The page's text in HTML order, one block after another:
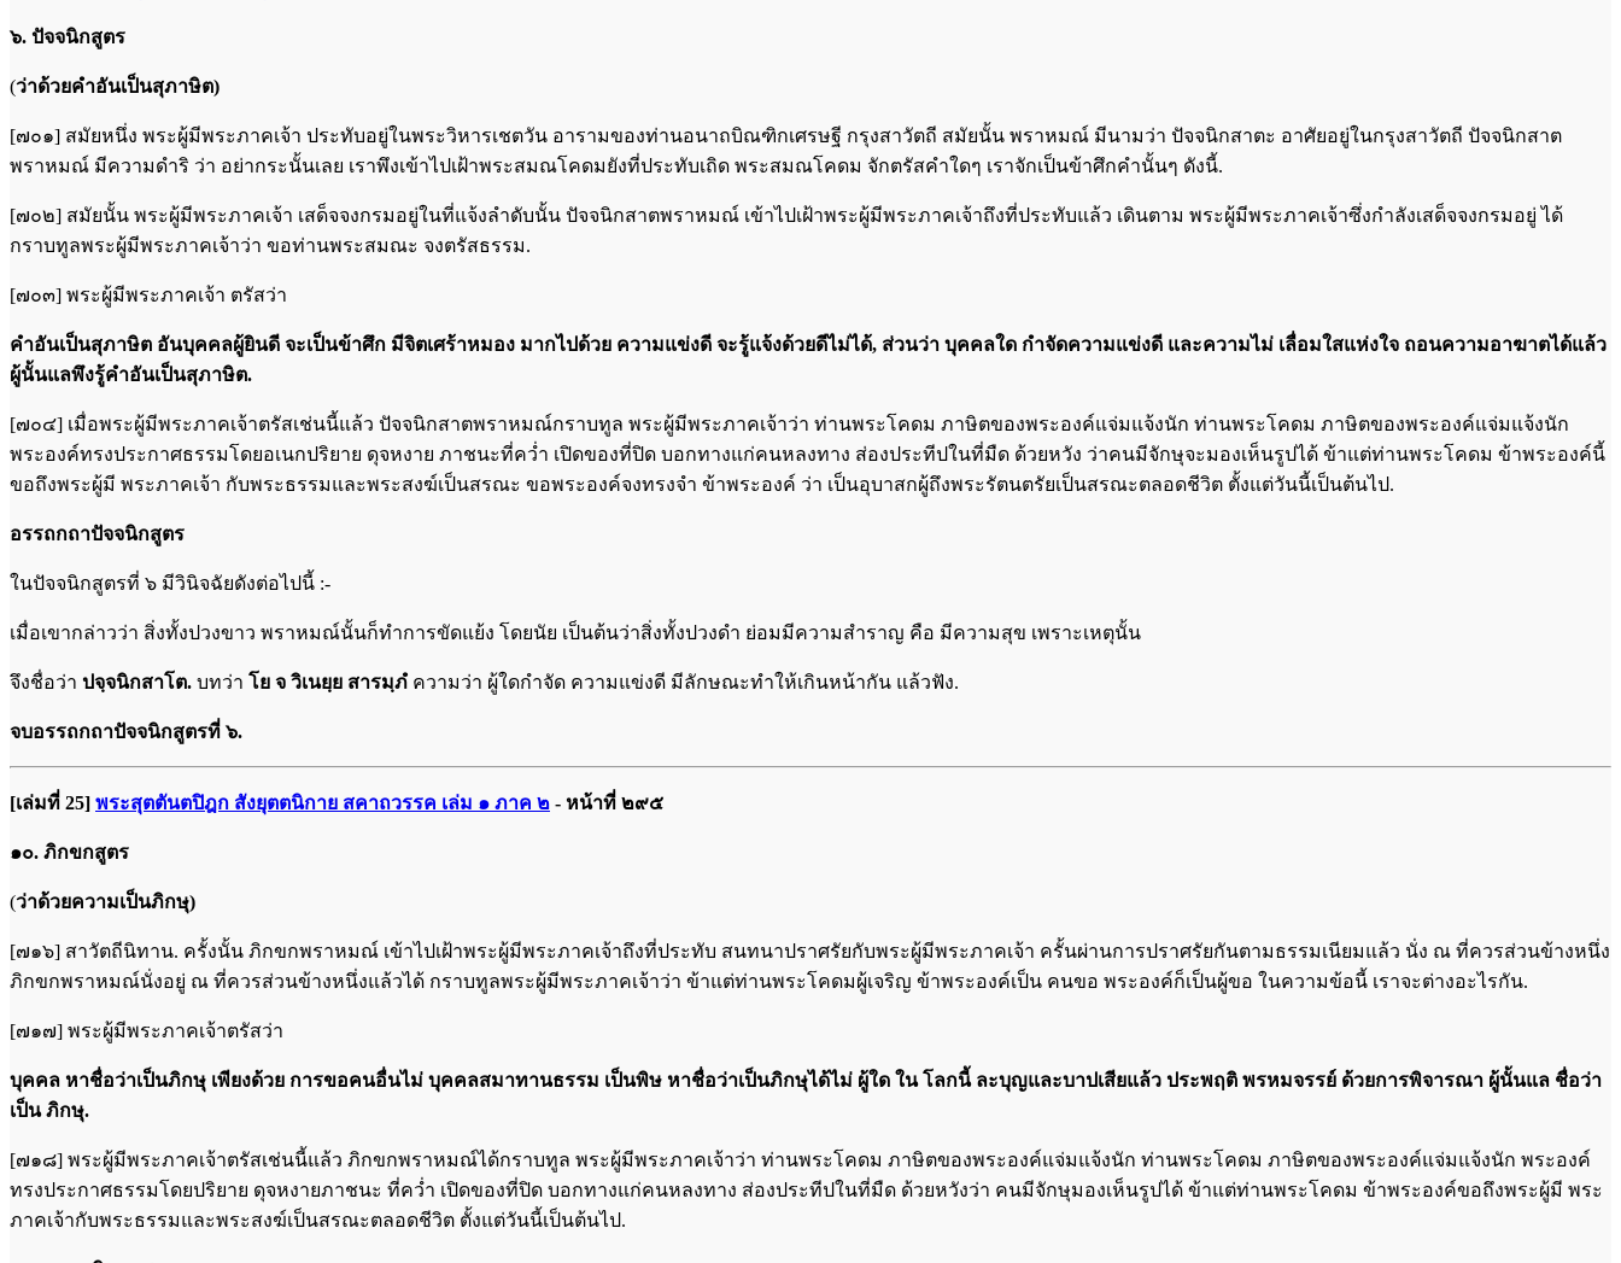
๖. ปัจจนิกสูตร
(ว่าด้วยคำอันเป็นสุภาษิต)
[๗๐๑] สมัยหนึ่ง พระผู้มีพระภาคเจ้า ประทับอยู่ในพระวิหารเชตวัน อารามของท่านอนาถบิณฑิกเศรษฐี กรุงสาวัตถี สมัยนั้น พราหมณ์ มีนามว่า ปัจจนิกสาตะ อาศัยอยู่ในกรุงสาวัตถี ปัจจนิกสาต
พราหมณ์ มีความดำริ ว่า อย่ากระนั้นเลย เราพึงเข้าไปเฝ้าพระสมณโคดมยังที่ประทับเถิด พระสมณโคดม จักตรัสคำใดๆ เราจักเป็นข้าศึกคำนั้นๆ ดังนี้.
[๗๐๒] สมัยนั้น พระผู้มีพระภาคเจ้า เสด็จจงกรมอยู่ในที่แจ้งลำดับนั้น ปัจจนิกสาตพราหมณ์ เข้าไปเฝ้าพระผู้มีพระภาคเจ้าถึงที่ประทับแล้ว เดินตาม พระผู้มีพระภาคเจ้าซึ่งกำลังเสด็จจงกรมอยู่ ได้
กราบทูลพระผู้มีพระภาคเจ้าว่า ขอท่านพระสมณะ จงตรัสธรรม.
[๗๐๓] พระผู้มีพระภาคเจ้า ตรัสว่า
คำอันเป็นสุภาษิต อันบุคคลผู้ยินดี จะเป็นข้าศึก มีจิตเศร้าหมอง มากไปด้วย ความแข่งดี จะรู้แจ้งด้วยดีไม่ได้, ส่วนว่า บุคคลใด กำจัดความแข่งดี และความไม่ เลื่อมใสแห่งใจ ถอนความอาฆาตได้แล้ว
ผู้นั้นแลพึงรู้คำอันเป็นสุภาษิต.
[๗๐๔] เมื่อพระผู้มีพระภาคเจ้าตรัสเช่นนี้แล้ว ปัจจนิกสาตพราหมณ์กราบทูล พระผู้มีพระภาคเจ้าว่า ท่านพระโคดม ภาษิตของพระองค์แจ่มแจ้งนัก ท่านพระโคดม ภาษิตของพระองค์แจ่มแจ้งนัก
พระองค์ทรงประกาศธรรมโดยอเนกปริยาย ดุจหงาย ภาชนะที่คว่ำ เปิดของที่ปิด บอกทางแก่คนหลงทาง ส่องประทีปในที่มืด ด้วยหวัง ว่าคนมีจักษุจะมองเห็นรูปได้ ข้าแต่ท่านพระโคดม ข้าพระองค์นี้
ขอถึงพระผู้มี พระภาคเจ้า กับพระธรรมและพระสงฆ์เป็นสรณะ ขอพระองค์จงทรงจำ ข้าพระองค์ ว่า เป็นอุบาสกผู้ถึงพระรัตนตรัยเป็นสรณะตลอดชีวิต ตั้งแต่วันนี้เป็นต้นไป.
อรรถกถาปัจจนิกสูตร
ในปัจจนิกสูตรที่ ๖ มีวินิจฉัยดังต่อไปนี้ :-
เมื่อเขากล่าวว่า สิ่งทั้งปวงขาว พราหมณ์นั้นก็ทำการขัดแย้ง โดยนัย เป็นต้นว่าสิ่งทั้งปวงดำ ย่อมมีความสำราญ คือ มีความสุข เพราะเหตุนั้น
จึงชื่อว่า ปจฺจนิกสาโต. บทว่า โย จ วิเนยฺย สารมฺภํ ความว่า ผู้ใดกำจัด ความแข่งดี มีลักษณะทำให้เกินหน้ากัน แล้วฟัง.
จบอรรถกถาปัจจนิกสูตรที่ ๖.
[เล่มที่ 25] พระสุตตันตปิฎก สังยุตตนิกาย สคาถวรรค เล่ม ๑ ภาค ๒ - หน้าที่ ๒๙๕
๑๐. ภิกขกสูตร
(ว่าด้วยความเป็นภิกษุ)
[๗๑๖] สาวัตถีนิทาน. ครั้งนั้น ภิกขกพราหมณ์ เข้าไปเฝ้าพระผู้มีพระภาคเจ้าถึงที่ประทับ สนทนาปราศรัยกับพระผู้มีพระภาคเจ้า ครั้นผ่านการปราศรัยกันตามธรรมเนียมแล้ว นั่ง ณ ที่ควรส่วนข้างหนึ่ง
ภิกขกพราหมณ์นั่งอยู่ ณ ที่ควรส่วนข้างหนึ่งแล้วได้ กราบทูลพระผู้มีพระภาคเจ้าว่า ข้าแต่ท่านพระโคดมผู้เจริญ ข้าพระองค์เป็น คนขอ พระองค์ก็เป็นผู้ขอ ในความข้อนี้ เราจะต่างอะไรกัน.
[๗๑๗] พระผู้มีพระภาคเจ้าตรัสว่า
บุคคล หาชื่อว่าเป็นภิกษุ เพียงด้วย การขอคนอื่นไม่ บุคคลสมาทานธรรม เป็นพิษ หาชื่อว่าเป็นภิกษุได้ไม่ ผู้ใด ใน โลกนี้ ละบุญและบาปเสียแล้ว ประพฤติ พรหมจรรย์ ด้วยการพิจารณา ผู้นั้นแล ชื่อว่า
เป็น ภิกษุ.
[๗๑๘] พระผู้มีพระภาคเจ้าตรัสเช่นนี้แล้ว ภิกขกพราหมณ์ได้กราบทูล พระผู้มีพระภาคเจ้าว่า ท่านพระโคดม ภาษิตของพระองค์แจ่มแจ้งนัก ท่านพระโคดม ภาษิตของพระองค์แจ่มแจ้งนัก พระองค์
ทรงประกาศธรรมโดยปริยาย ดุจหงายภาชนะ ที่คว่ำ เปิดของที่ปิด บอกทางแก่คนหลงทาง ส่องประทีปในที่มืด ด้วยหวังว่า คนมีจักษุมองเห็นรูปได้ ข้าแต่ท่านพระโคดม ข้าพระองค์ขอถึงพระผู้มี พระ
ภาคเจ้ากับพระธรรมและพระสงฆ์เป็นสรณะตลอดชีวิต ตั้งแต่วันนี้เป็นต้นไป.